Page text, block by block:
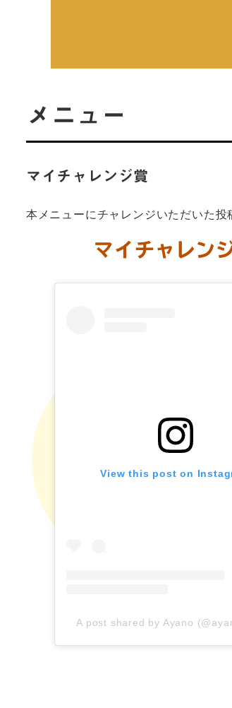
メニュー
マイチャレンジ賞
本メニューにチャレンジいただいた
マイチャレン
View this post on
A post shared by Ayano